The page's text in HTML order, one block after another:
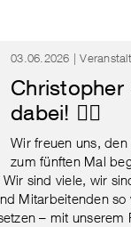
03.06.2026 |
dabei! 🏳️‍🌈
Wir freuen uns,
zum fünften Mal
sind viele, wir
Mitarbeitenden
– mit